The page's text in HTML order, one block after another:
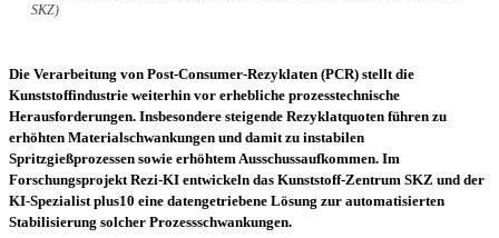
SKZ)
Die Verarbeitung von Post-Consumer-Rezyklaten (PCR) stellt die
Kunststoffindustrie weiterhin vor erhebliche prozesstechnische
Herausforderungen. Insbesondere steigende Rezyklatquoten führen zu
erhöhten Materialschwankungen und damit zu instabilen
Spritzgießprozessen sowie erhöhtem Ausschussaufkommen. Im
Forschungsprojekt Rezi-KI entwickeln das Kunststoff-Zentrum SKZ und der
KI-Spezialist plus10 eine datengetriebene Lösung zur automatisierten
Stabilisierung solcher Prozessschwankungen.